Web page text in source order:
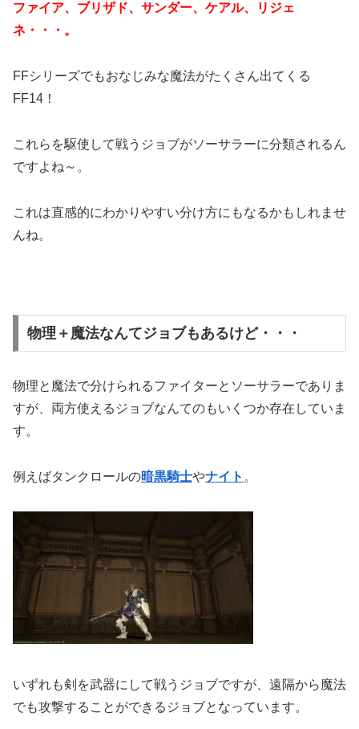
ファイア、ブリザド、サンダー、ケアル、リジェ
ネ・・・。
FFシリーズでもおなじみな魔法がたくさん出てくる
FF14！
これらを駆使して戦うジョブがソーサラーに分類されるん
ですよね～。
これは直感的にわかりやすい分け方にもなるかもしれませ
んね。
物理＋魔法なんてジョブもあるけど・・・
物理と魔法で分けられるファイターとソーサラーでありま
すが、両方使えるジョブなんてのもいくつか存在していま
す。
例えばタンクロールの暗黒騎士やナイト 。
いずれも剣を武器にして戦うジョブですが、遠隔から魔法
でも攻撃することができるジョブとなっています。